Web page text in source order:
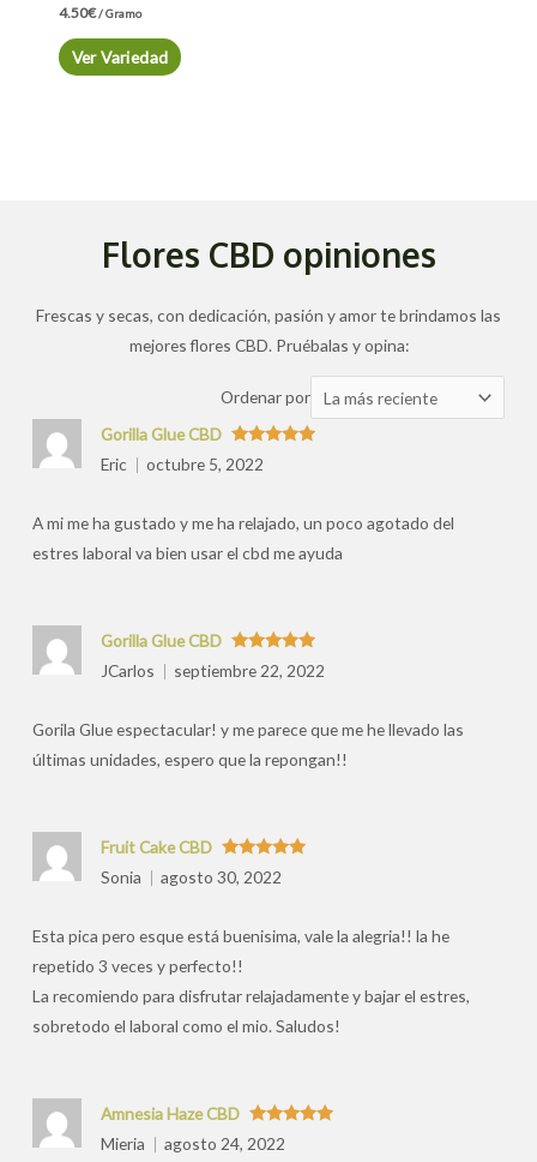
4.50€/ Gramo
Ver Variedad
Flores CBD opiniones
Frescas y secas, con dedicación, pasión y amor te brindamos las
mejores flores CBD. Pruébalas y opina:
Ordenar por Ordenar
las
Valorado
con
Gorilla Glue CBD
Eric
octubre 5, 2022
A mi me ha gustado y me ha relajado, un poco agotado del
estres laboral va bien usar el cbd me ayuda
Valorado
con5de 5
Gorilla Glue CBD
JCarlos
septiembre 22, 2022
Gorila Glue espectacular! y me parece que me he llevado las
últimas unidades, espero que la repongan!!
Valorado
con5de 5
Fruit Cake CBD
Sonia
agosto 30, 2022
Esta pica pero esque está buenisima, vale la alegria!! la he
repetido 3 veces y perfecto!!
La recomiendo para disfrutar relajadamente y bajar el estres,
sobretodo el laboral como el mio. Saludos!
Valorado
con5
Amnesia Haze CBD
Mieria
agosto 24, 2022